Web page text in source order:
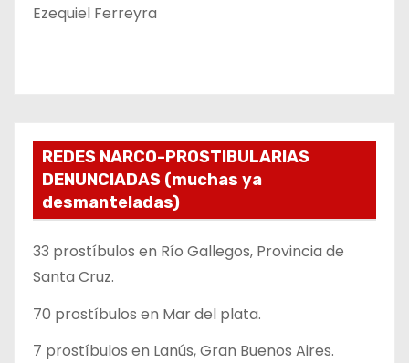
Ezequiel Ferreyra
REDES NARCO-PROSTIBULARIAS
DENUNCIADAS (muchas ya
desmanteladas)
33 prostíbulos en Río Gallegos, Provincia de
Santa Cruz.
70 prostíbulos en Mar del plata.
7 prostíbulos en Lanús, Gran Buenos Aires.